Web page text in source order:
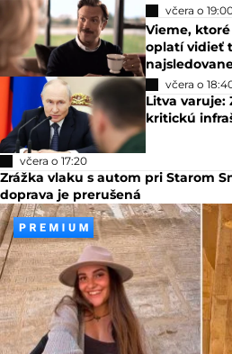
včera o
Vieme,
oplatí vidieť
včera o
Litva varuje:
kritickú
včera o 17:20
Zrážka vlaku s autom pri Starom
doprava je prerušená